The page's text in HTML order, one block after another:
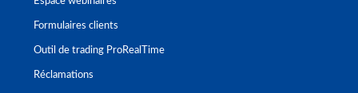
Formulaires clients
Outil de trading ProRealTime
Réclamations